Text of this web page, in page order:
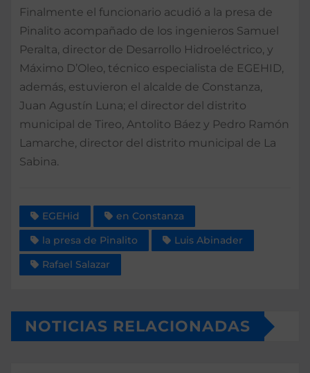
Finalmente el funcionario acudió a la presa de
Pinalito acompañado de los ingenieros Samuel
Peralta, director de Desarrollo Hidroeléctrico, y
Máximo D’Oleo, técnico especialista de EGEHID,
además, estuvieron el alcalde de Constanza,
Juan Agustín Luna; el director del distrito
municipal de Tireo, Antolito Báez y Pedro Ramón
Lamarche, director del distrito municipal de La
Sabina.
EGEHid
en Constanza
la presa de Pinalito
Luis Abinader
Rafael Salazar
NOTICIAS RELACIONADAS